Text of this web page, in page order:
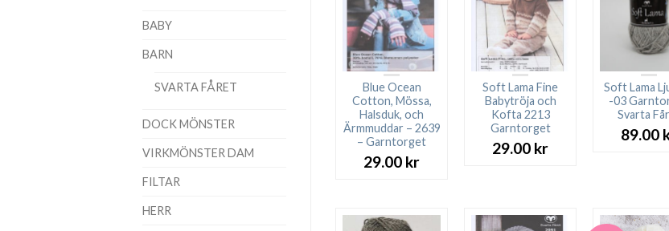
BABY
BARN
SVARTA FÅRET
DOCK MÖNSTER
VIRKMÖNSTER DAM
FILTAR
HERR
Blue Ocean
Cotton, Mössa,
Halsduk, och
Ärmmuddar – 2639
– Garntorget
29.00 kr
Soft Lama Fine
Babytröja och
Kofta 2213
Garntorget
29.00 kr
Soft Lama
-03
Svarta
89.00